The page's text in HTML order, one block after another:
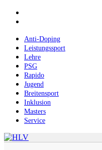
Skip
contentAnti-Doping
Leistungssport
Lehre
PSG
Rapido
Jugend
Breitensport
Inklusion
Masters
Service